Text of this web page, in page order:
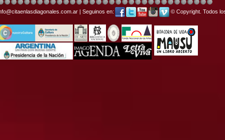
| Seguinos en: © Copyright. Todos